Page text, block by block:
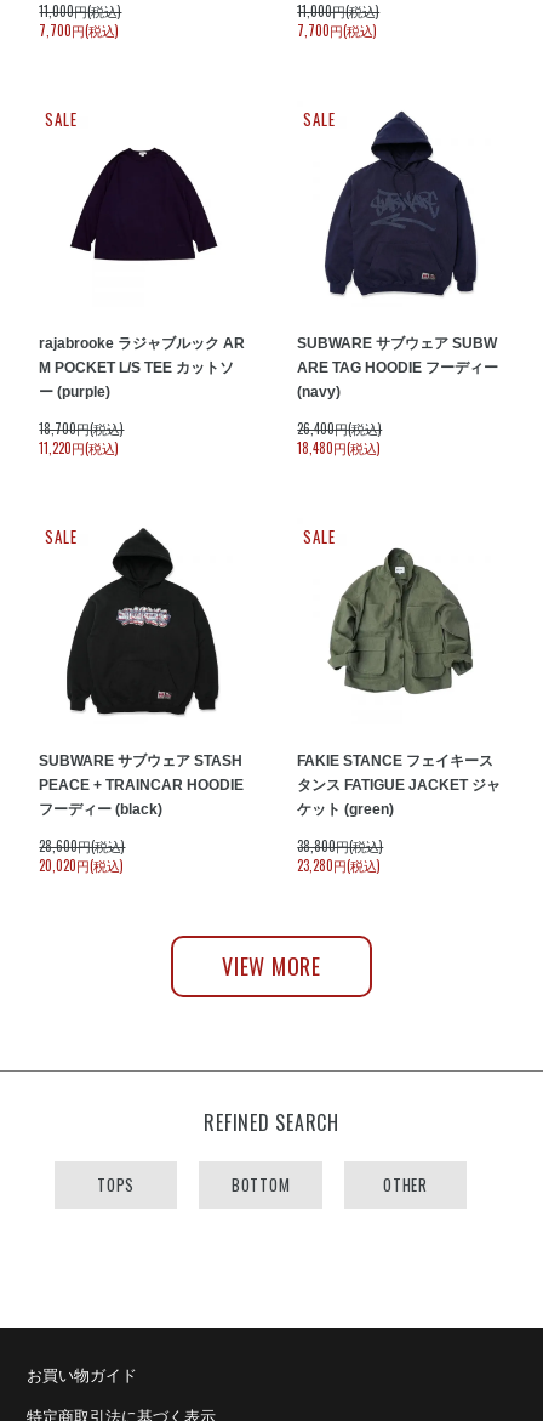
11,000円(税込)
7,700円(税込)
11,000円(税込)
7,700円(税込)
SALE
rajabrooke ラジャブルック AR
M POCKET L/S TEE カットソ
ー (purple)
18,700円(税込)
11,220円(税込)
SALE
SUBWARE サブウェア SUBW
ARE TAG HOODIE フーディー
(navy)
26,400円(税込)
18,480円(税込)
SALE
SUBWARE サブウェア STASH
PEACE + TRAINCAR HOODIE
フーディー (black)
28,600円(税込)
20,020円(税込)
SALE
FAKIE STANCE フェイキース
タンス FATIGUE JACKET ジャ
ケット (green)
38,800円(税込)
23,280円(税込)
VIEW MORE
REFINED SEARCH
TOPS BOTTOM OTHER
お買い物ガイド
特定商取引法に基づく表示